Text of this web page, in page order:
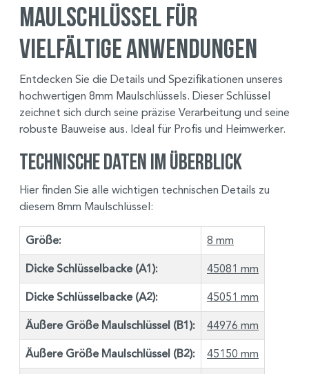
Maulschlüssel für
vielfältige Anwendungen
Entdecken Sie die Details und Spezifikationen unseres
hochwertigen 8mm Maulschlüssels. Dieser Schlüssel
zeichnet sich durch seine präzise Verarbeitung und seine
robuste Bauweise aus. Ideal für Profis und Heimwerker.
Technische Daten im Überblick
Hier finden Sie alle wichtigen technischen Details zu
diesem 8mm Maulschlüssel:
Größe: 8 mm
Dicke Schlüsselbacke (A1): 45081 mm
Dicke Schlüsselbacke (A2): 45051 mm
Äußere Größe Maulschlüssel (B1): 44976 mm
Äußere Größe Maulschlüssel (B2): 45150 mm